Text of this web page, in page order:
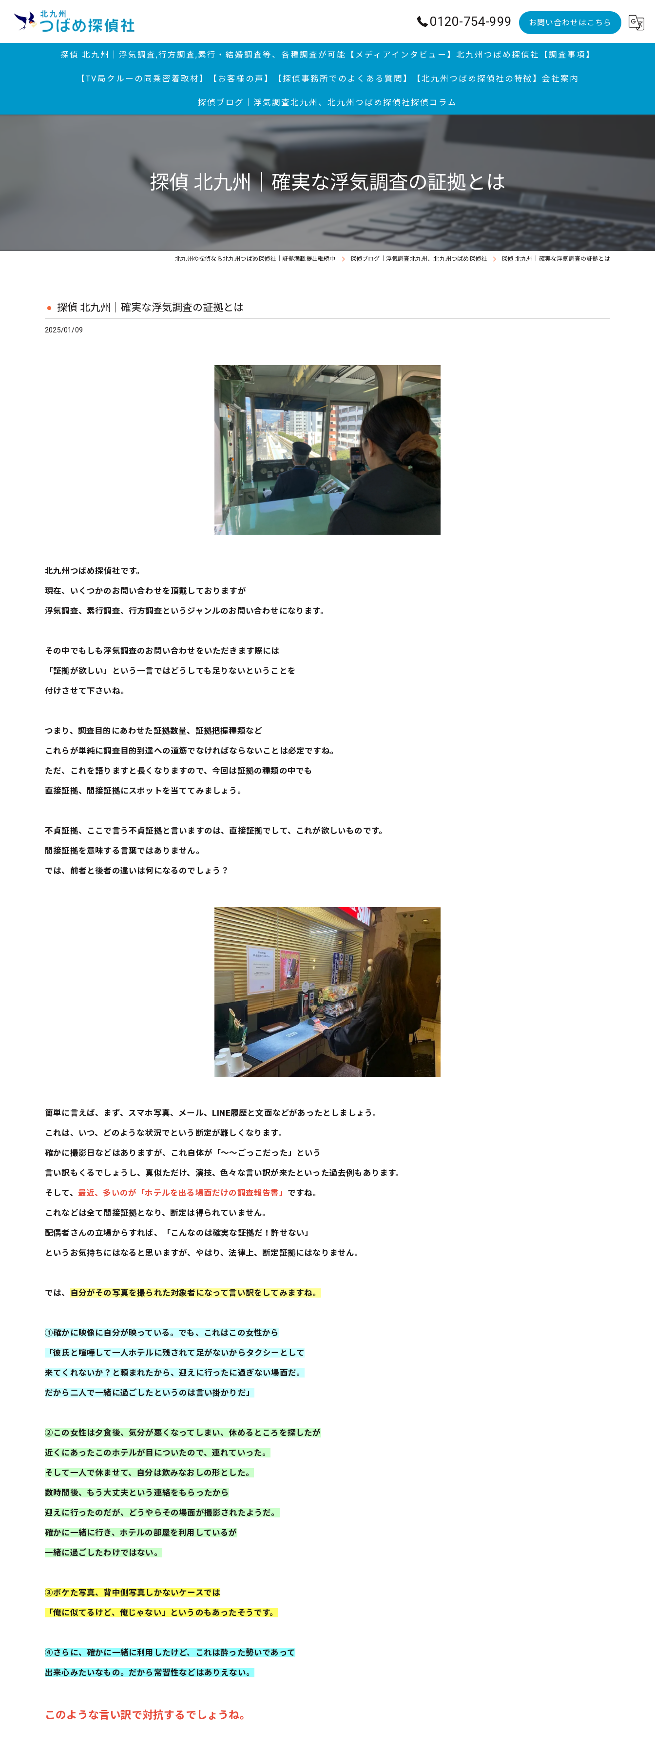
0120-754-999 お問い合わせはこちら
探偵 北九州｜浮気調査,行方調査,素行・結婚調査等、各種調査が可能 【メディアインタビュー】 北九州つばめ探偵社【調査事項】
【TV局クルーの同乗密着取材】 【お客様の声】 【探偵事務所でのよくある質問】 【北九州つばめ探偵社の特徴】
付郵便送達
北九州の探偵が迅速に解決｜行方調査 | 感謝状授与歴アリ
会社案内
探偵ブログ｜浮気調査北九州、北九州つばめ探偵社探偵コラム
探偵 北九州｜確実な浮気調査の証拠とは
北九州の探偵なら北九州つばめ探偵社｜証拠満載提出継続中 探偵ブログ｜浮気調査北九州、北九州つばめ探偵社 探偵 北九州｜確実な浮気調査の証拠とは
探偵 北九州｜確実な浮気調査の証拠とは
2025/01/09
北九州つばめ探偵社です。
現在、いくつかのお問い合わせを頂戴しておりますが
浮気調査、素行調査、行方調査というジャンルのお問い合わせになります。
その中でもしも浮気調査のお問い合わせをいただきます際には
「証拠が欲しい」という一言ではどうしても足りないということを
付けさせて下さいね。
つまり、調査目的にあわせた証拠数量、証拠把握種類など
これらが単純に調査目的到達への道筋でなければならないことは必定ですね。
ただ、これを語りますと長くなりますので、今回は証拠の種類の中でも
直接証拠、間接証拠にスポットを当ててみましょう。
不貞証拠、ここで言う不貞証拠と言いますのは、直接証拠でして、これが欲しいものです。
間接証拠を意味する言葉ではありません。
では、前者と後者の違いは何になるのでしょう？
簡単に言えば、まず、スマホ写真、メール、LINE履歴と文面などがあったとしましょう。
これは、いつ、どのような状況でという断定が難しくなります。
確かに撮影日などはありますが、これ自体が「～～ごっこだった」という
言い訳もくるでしょうし、真似ただけ、演技、色々な言い訳が来たといった過去例もあります。
そして、 最近、多いのが「ホテルを出る場面だけの調査報告書」 ですね。
これなどは全て間接証拠となり、断定は得られていません。
配偶者さんの立場からすれば、「こんなのは確実な証拠だ！許せない」
というお気持ちにはなると思いますが、やはり、法律上、断定証拠にはなりません。
では、 自分がその写真を撮られた対象者になって言い訳をしてみますね。
①確かに映像に自分が映っている。でも、これはこの女性から
「彼氏と喧嘩して一人ホテルに残されて足がないからタクシーとして
来てくれないか？と頼まれたから、迎えに行ったに過ぎない場面だ。
だから二人で一緒に過ごしたというのは言い掛かりだ」
②この女性は夕食後、気分が悪くなってしまい、休めるところを探したが
近くにあったこのホテルが目についたので、連れていった。
そして一人で休ませて、自分は飲みなおしの形とした。
数時間後、もう大丈夫という連絡をもらったから
迎えに行ったのだが、どうやらその場面が撮影されたようだ。
確かに一緒に行き、ホテルの部屋を利用しているが
一緒に過ごしたわけではない。
③ボケた写真、背中側写真しかないケースでは
「俺に似てるけど、俺じゃない」というのもあったそうです。
④さらに、確かに一緒に利用したけど、これは酔った勢いであって
出来心みたいなもの。だから常習性などはありえない。
このような言い訳で対抗するでしょうね。